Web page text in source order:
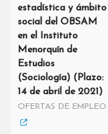
estadística y ámbito
social del OBSAM
en el Instituto
Menorquín de
Estudios
(Sociología) (Plazo:
14 de abril de 2021)
OFERTAS DE EMPLEO